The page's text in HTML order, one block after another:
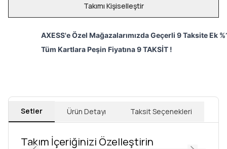
Takımı Kişiselleştir
AXESS'e Özel Mağazalarımızda Geçerli 9 Taksite Ek
Tüm Kartlara Peşin Fiyatına 9 TAKSİT !
Setler Ürün Detayı Taksit Seçenekleri
Takım İçeriğinizi Özelleştirin